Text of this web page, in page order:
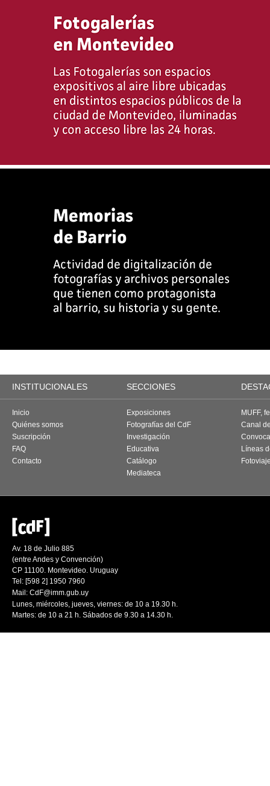
INSTITUCIONALES SECCIONES
Inicio
Quiénes somos
Suscripción
FAQ
Contacto
Exposiciones
Fotografías del CdF
Investigación
Educativa
Catálogo
Mediateca
MUFF,
Canal
Líneas
Av. 18 de Julio 885
(entre Andes y Convención)
CP 11100. Montevideo. Uruguay
Tel: [598 2] 1950 7960
Mail: CdF@imm.gub.uy
Lunes, miércoles, jueves, viernes: de 10 a 19.30 h.
Martes: de 10 a 21 h. Sábados de 9.30 a 14.30 h.